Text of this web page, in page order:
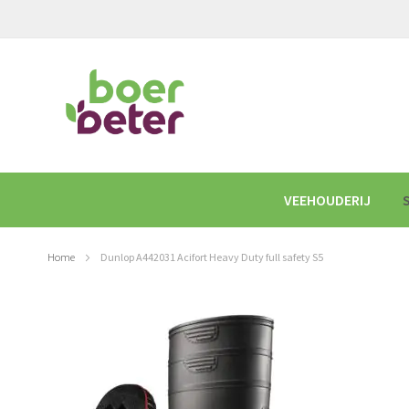
INHOUD
VEEHOUDERIJ
Home Dunlop A442031 Acifort Heavy Duty full safety S5